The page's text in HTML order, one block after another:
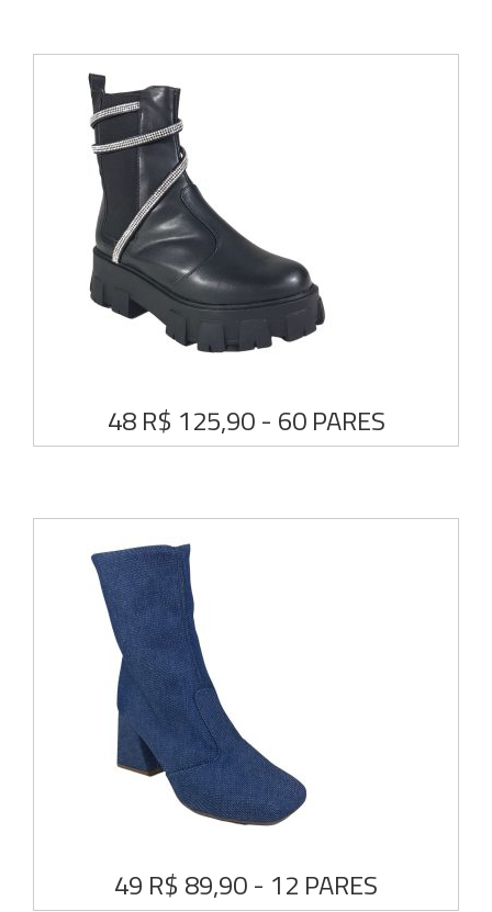
48 R$ 125,90 - 60 PARES
49 R$ 89,90 - 12 PARES